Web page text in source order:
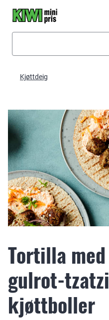
Kjøttdeig
Tortilla
gulrot-
kjøttboller